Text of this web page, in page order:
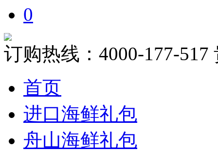
0
订购热线： 4000-177-517
首页
进口海鲜礼包
舟山海鲜礼包